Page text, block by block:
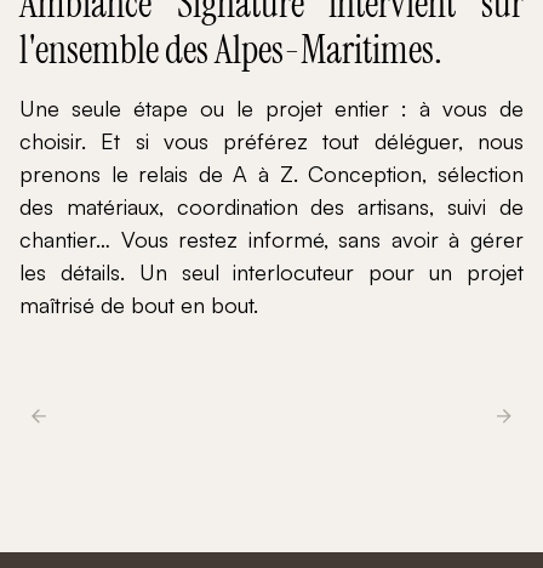
l'ensemble des Alpes-Maritimes.
Une seule étape ou le projet entier : à vous de
choisir. Et si vous préférez tout déléguer, nous
prenons le relais de A à Z. Conception, sélection
des matériaux, coordination des artisans, suivi de
chantier… Vous restez informé, sans avoir à gérer
les détails. Un seul interlocuteur pour un projet
maîtrisé de bout en bout.